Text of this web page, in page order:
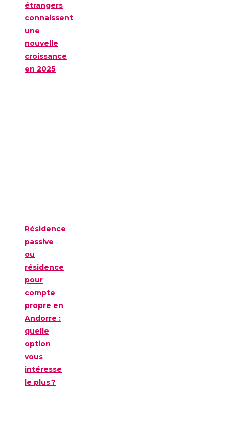
étrangers
connaissent
une
nouvelle
croissance
en 2025
Résidence
passive
ou
résidence
pour
compte
propre en
Andorre :
quelle
option
vous
intéresse
le plus ?